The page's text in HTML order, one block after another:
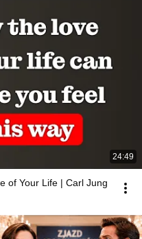
24:49
of Your Life | Carl Jung